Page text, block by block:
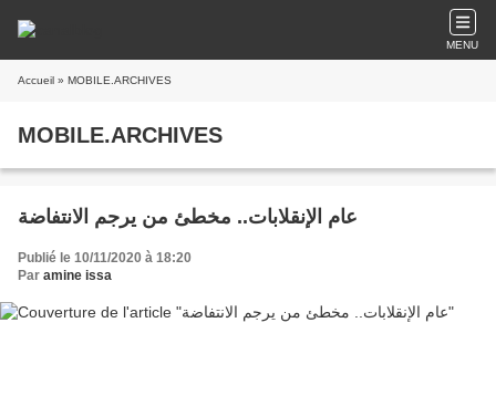
MENU
Accueil » MOBILE.ARCHIVES
MOBILE.ARCHIVES
عام الإنقلابات.. مخطئ من يرجم الانتفاضة
Publié le 10/11/2020 à 18:20
Par amine issa